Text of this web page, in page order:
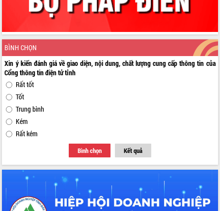
BÌNH CHỌN
Xin ý kiến đánh giá về giao diện, nội dung, chất lượng cung cấp thông tin của
Cổng thông tin điện tử tỉnh
Rất tốt
Tốt
Trung bình
Kém
Rất kém
Bình chọn Kết quả